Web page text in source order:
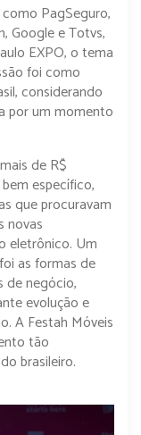
PagSeguro,
Google e Totvs,
EXPO, o tema
foi como
considerando
por um momento
de R$
específico,
que procuravam
novas
eletrônico. Um
as formas de
de negócio,
evolução e
A Festah Móveis
tão
brasileiro.